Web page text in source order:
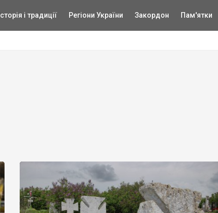
Історія і традиції Регіони України Закордон Пам'ятки